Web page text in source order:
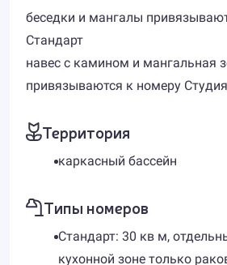
беседки и мангалы
Стандарт
навес с камином и мангальная
привязываются к номеру Студия
Территория
каркасный бассейн
Типы номеров
Стандарт: 30 кв м,
кухонной зоне только